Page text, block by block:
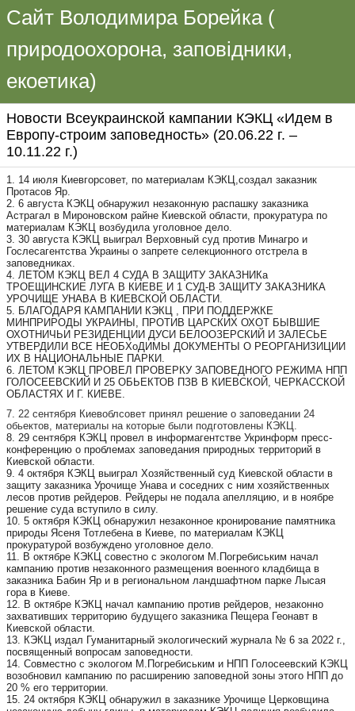
Сайт Володимира Борейка (
природоохорона, заповідники,
екоетика)
Новости Всеукраинской кампании КЭКЦ «Идем в
Европу-строим заповедность» (20.06.22 г. –
10.11.22 г.)
1. 14 июля Киевгорсовет, по материалам КЭКЦ,создал заказник
Протасов Яр.
2. 6 августа КЭКЦ обнаружил незаконную распашку заказника
Астрагал в Мироновском райне Киевской области, прокуратура по
материалам КЭКЦ возбудила уголовное дело.
3. 30 августа КЭКЦ выиграл Верховный суд против Минагро и
Гослесагентства Украины о запрете селекционного отстрела в
заповедниках.
4. ЛЕТОМ КЭКЦ ВЕЛ 4 СУДА В ЗАЩИТУ ЗАКАЗНИКа
ТРОЕЩИНСКИЕ ЛУГА В КИЕВЕ И 1 СУД-В ЗАЩИТУ ЗАКАЗНИКА
УРОЧИЩЕ УНАВА В КИЕВСКОЙ ОБЛАСТИ.
5. БЛАГОДАРЯ КАМПАНИИ КЭКЦ , ПРИ ПОДДЕРЖКЕ
МИНПРИРОДЫ УКРАИНЫ, ПРОТИВ ЦАРСКИХ ОХОТ БЫВШИЕ
ОХОТНИЧЬИ РЕЗИДЕНЦИИ ДУСИ БЕЛООЗЕРСКИЙ И ЗАЛЕСЬЕ
УТВЕРДИЛИ ВСЕ НЕОБХоДИМЫ ДОКУМЕНТЫ О РЕОРГАНИЗИЦИИ
ИХ В НАЦИОНАЛЬНЫЕ ПАРКИ.
6. ЛЕТОМ КЭКЦ ПРОВЕЛ ПРОВЕРКУ ЗАПОВЕДНОГО РЕЖИМА НПП
ГОЛОСЕЕВСКИЙ И 25 ОБЬЕКТОВ ПЗВ В КИЕВСКОЙ, ЧЕРКАССКОЙ
ОБЛАСТЯХ И Г. КИЕВЕ.
7. 22 сентября Киевоблсовет принял решение о заповедании 24
обьектов, материалы на которые были подготовлены КЭКЦ.
8. 29 сентября КЭКЦ провел в информагентстве Укринформ пресс-
конференцию о проблемах заповедания природных территорий в
Киевской области.
9. 4 октября КЭКЦ выиграл Хозяйственный суд Киевской области в
защиту заказника Урочище Унава и соседних с ним хозяйственных
лесов против рейдеров. Рейдеры не подала апелляцию, и в ноябре
решение суда вступило в силу.
10. 5 октября КЭКЦ обнаружил незаконное кронирование памятника
природы Ясеня Тотлебена в Киеве, по материалам КЭКЦ
прокуратурой возбуждено уголовное дело.
11. В октябре КЭКЦ совестно с экологом М.Погребиським начал
кампанию против незаконного размещения военного кладбища в
заказника Бабин Яр и в региональном ландшафтном парке Лысая
гора в Киеве.
12. В октябре КЭКЦ начал кампанию против рейдеров, незаконно
захвативших территорию будущего заказника Пещера Геонавт в
Киевской области.
13. КЭКЦ издал Гуманитарный экологический журнала № 6 за 2022 г.,
посвященный вопросам заповедности.
14. Совместно с экологом М.Погребиським и НПП Голосеевский КЭКЦ
возобновил кампанию по расширению заповедной зоны этого НПП до
20 % его территории.
15. 24 октября КЭКЦ обнаружил в заказнике Урочище Церковщина